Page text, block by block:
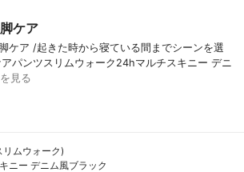
ケア
ケア /⁡起きた時から寝ている間までシーンを選
パンツ⁡⁡スリムウォーク24hマルチスキニー デニ
見る
ムウォーク)
ニー デニム風ブラック